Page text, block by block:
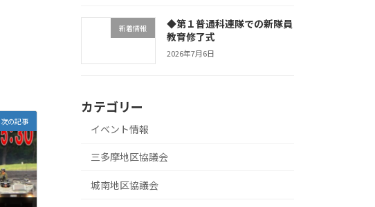
次の記事
新着情報
◆第１普通科連隊での新隊員
教育修了式
2026年7月6日
カテゴリー
イベント情報
三多摩地区協議会
城南地区協議会